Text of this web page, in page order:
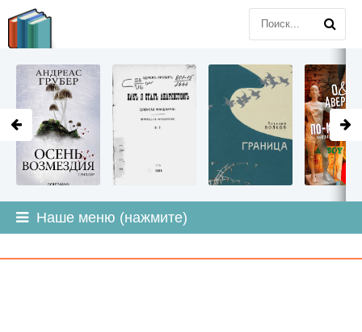
Наше меню (нажмите)
LITMIR.ORG